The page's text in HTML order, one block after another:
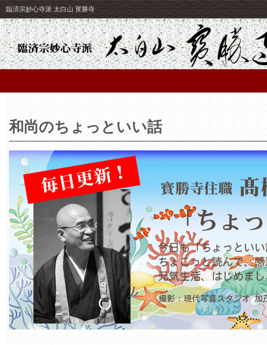
臨済宗妙心寺派 太白山 寳勝寺
和尚のちょっといい話